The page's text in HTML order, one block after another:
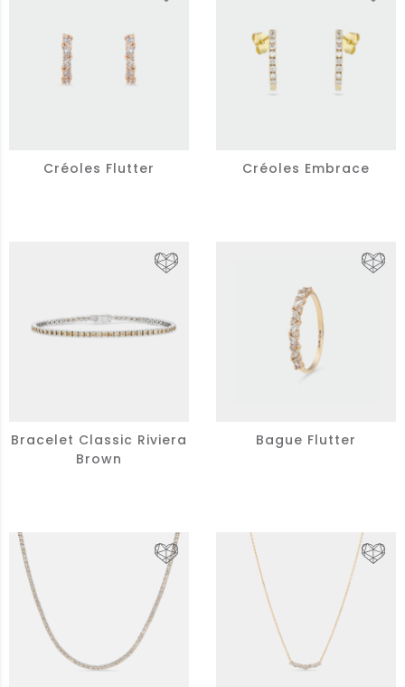
Créoles Flutter Créoles Embrace
Bracelet Classic Riviera
Brown
Bague Flutter